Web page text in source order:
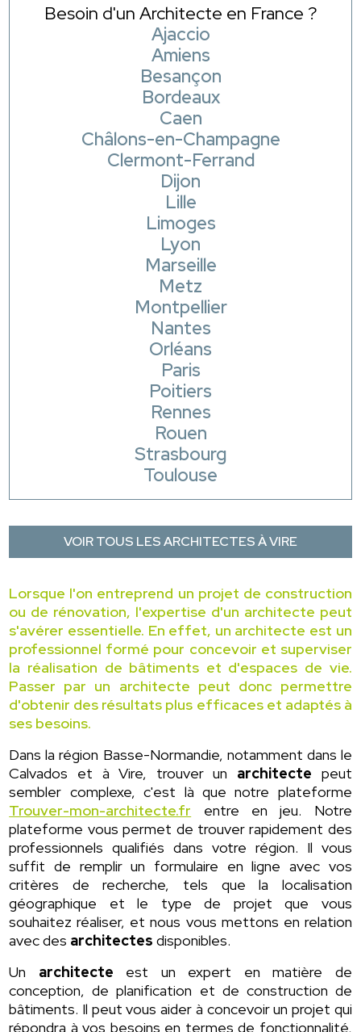
Besoin d'un Architecte en France ?
Ajaccio
Amiens
Besançon
Bordeaux
Caen
Châlons-en-Champagne
Clermont-Ferrand
Dijon
Lille
Limoges
Lyon
Marseille
Metz
Montpellier
Nantes
Orléans
Paris
Poitiers
Rennes
Rouen
Strasbourg
Toulouse
VOIR TOUS LES ARCHITECTES À VIRE
Lorsque l'on entreprend un projet de construction
ou de rénovation, l'expertise d'un architecte peut
s'avérer essentielle. En effet, un architecte est un
professionnel formé pour concevoir et superviser
la réalisation de bâtiments et d'espaces de vie.
Passer par un architecte peut donc permettre
d'obtenir des résultats plus efficaces et adaptés à
ses besoins.
Dans la région Basse-Normandie, notamment dans le
Calvados et à Vire, trouver un architecte peut
sembler complexe, c'est là que notre plateforme
Trouver-mon-architecte.fr entre en jeu. Notre
plateforme vous permet de trouver rapidement des
professionnels qualifiés dans votre région. Il vous
suffit de remplir un formulaire en ligne avec vos
critères de recherche, tels que la localisation
géographique et le type de projet que vous
souhaitez réaliser, et nous vous mettons en relation
avec des architectes disponibles.
Un architecte est un expert en matière de
conception, de planification et de construction de
bâtiments. Il peut vous aider à concevoir un projet qui
répondra à vos besoins en termes de fonctionnalité,